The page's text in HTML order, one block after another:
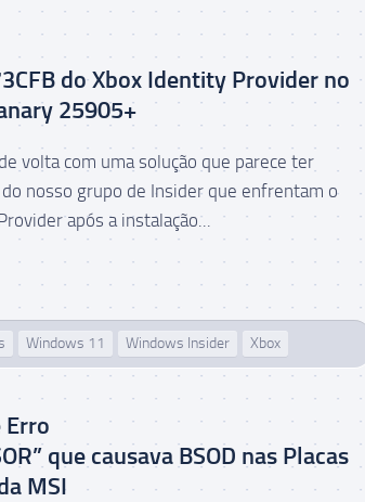
do Xbox Identity Provider no
25905+
volta com uma solução que parece ter
nosso grupo de Insider que enfrentam o
após a instalação...
Windows 11 Windows Insider Xbox
Erro
que causava BSOD nas Placas
MSI